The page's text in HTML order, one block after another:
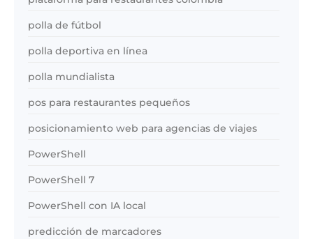
polla de fútbol
polla deportiva en línea
polla mundialista
pos para restaurantes pequeños
posicionamiento web para agencias de viajes
PowerShell
PowerShell 7
PowerShell con IA local
predicción de marcadores